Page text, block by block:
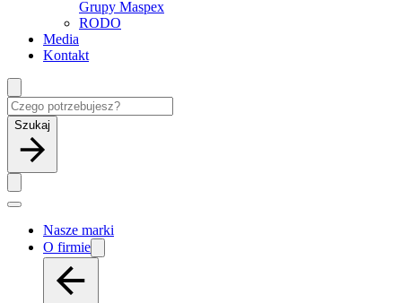
Grupy Maspex
RODO
Media
Kontakt
Szukaj
Nasze marki
O firmie